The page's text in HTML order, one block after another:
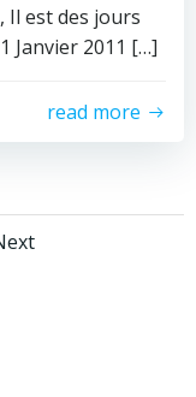
Il est des jours
Janvier 2011 […]
read more